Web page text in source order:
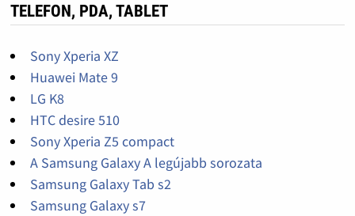
TELEFON, PDA, TABLET
Sony Xperia XZ
Huawei Mate 9
LG K8
HTC desire 510
Sony Xperia Z5 compact
A Samsung Galaxy A legújabb sorozata
Samsung Galaxy Tab s2
Samsung Galaxy s7